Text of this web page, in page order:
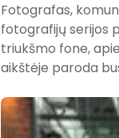
Fotografas,
fotografijų serijos
triukšmo fone,
aikštėje paroda